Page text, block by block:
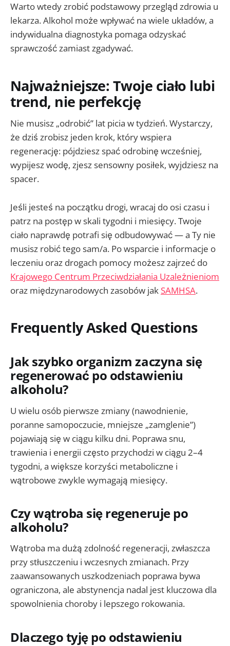
Warto wtedy zrobić podstawowy przegląd zdrowia u
lekarza. Alkohol może wpływać na wiele układów, a
indywidualna diagnostyka pomaga odzyskać
sprawczość zamiast zgadywać.
Najważniejsze: Twoje ciało lubi
trend, nie perfekcję
Nie musisz „odrobić” lat picia w tydzień. Wystarczy,
że dziś zrobisz jeden krok, który wspiera
regenerację: pójdziesz spać odrobinę wcześniej,
wypijesz wodę, zjesz sensowny posiłek, wyjdziesz na
spacer.
Jeśli jesteś na początku drogi, wracaj do osi czasu i
patrz na postęp w skali tygodni i miesięcy. Twoje
ciało naprawdę potrafi się odbudowywać — a Ty nie
musisz robić tego sam/a. Po wsparcie i informacje o
leczeniu oraz drogach pomocy możesz zajrzeć do
Krajowego Centrum Przeciwdziałania Uzależnieniom
oraz międzynarodowych zasobów jak SAMHSA.
Frequently Asked Questions
Jak szybko organizm zaczyna się
regenerować po odstawieniu
alkoholu?
U wielu osób pierwsze zmiany (nawodnienie,
poranne samopoczucie, mniejsze „zamglenie”)
pojawiają się w ciągu kilku dni. Poprawa snu,
trawienia i energii często przychodzi w ciągu 2–4
tygodni, a większe korzyści metaboliczne i
wątrobowe zwykle wymagają miesięcy.
Czy wątroba się regeneruje po
alkoholu?
Wątroba ma dużą zdolność regeneracji, zwłaszcza
przy stłuszczeniu i wczesnych zmianach. Przy
zaawansowanych uszkodzeniach poprawa bywa
ograniczona, ale abstynencja nadal jest kluczowa dla
spowolnienia choroby i lepszego rokowania.
Dlaczego tyję po odstawieniu